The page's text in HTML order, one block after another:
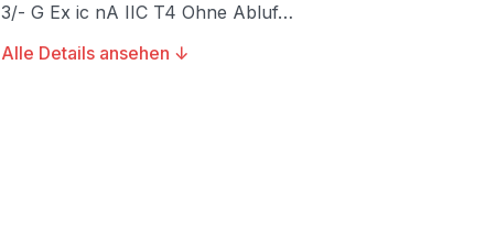
3/- G Ex ic nA IIC T4 Ohne Abluf…
Alle Details ansehen ↓